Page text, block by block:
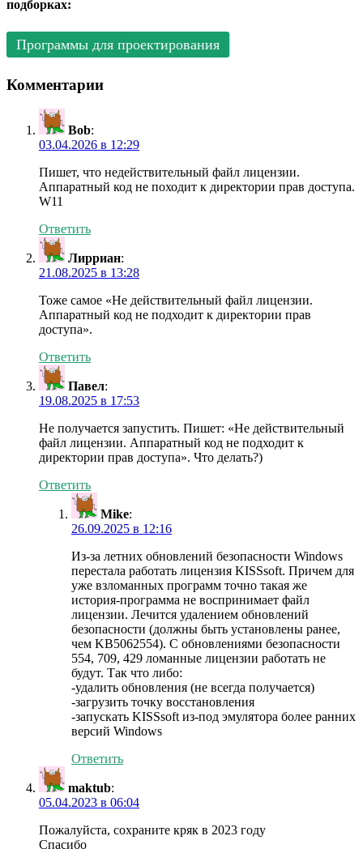
подборках:
Программы для проектирования
Комментарии
Bob:
03.04.2026 в 12:29
Пишет, что недействительный файл лицензии.
Аппаратный код не походит к директории прав доступа.
W11
Ответить
Лирриан:
21.08.2025 в 13:28
Тоже самое «Не действительный файл лицензии.
Аппаратный код не подходит к директории прав
доступа».
Ответить
Павел:
19.08.2025 в 17:53
Не получается запустить. Пишет: «Не действительный
файл лицензии. Аппаратный код не подходит к
директории прав доступа». Что делать?)
Ответить
Mike:
26.09.2025 в 12:16
Из-за летних обновлений безопасности Windows
перестала работать лицензия KISSsoft. Причем для
уже взломанных программ точно такая же
история-программа не воспринимает файл
лицензии. Лечится удалением обновлений
безопасности (должны быть установлены ранее,
чем KB5062554). С обновлениями безопасности
554, 709, 429 ломанные лицензии работать не
будут. Так что либо:
-удалить обновления (не всегда получается)
-загрузить точку восстановления
-запускать KISSsoft из-под эмулятора более ранних
версий Windows
Ответить
maktub:
05.04.2023 в 06:04
Пожалуйста, сохраните кряк в 2023 году
Спасибо